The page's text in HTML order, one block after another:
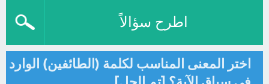
اطرح سؤالاً
اختر المعنى المناسب لكلمة (الطائفين) الوارد